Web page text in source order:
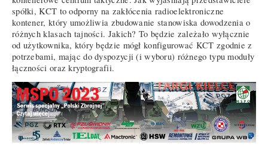
spółki, KCT to odporny na zakłócenia radioelektroniczne
kontener, który umożliwia zbudowanie stanowiska dowodzenia o
różnych klasach tajności. Jakich? To będzie zależało wyłącznie
od użytkownika, który będzie mógł konfigurować KCT zgodnie z
potrzebami, mając do dyspozycji (i wyboru) różnego typu moduły
łączności oraz kryptografii.